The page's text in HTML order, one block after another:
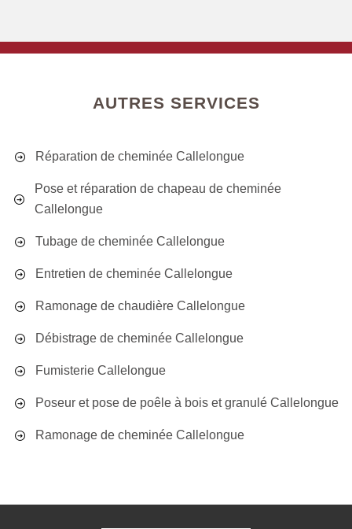
AUTRES SERVICES
Réparation de cheminée Callelongue
Pose et réparation de chapeau de cheminée
Callelongue
Tubage de cheminée Callelongue
Entretien de cheminée Callelongue
Ramonage de chaudière Callelongue
Débistrage de cheminée Callelongue
Fumisterie Callelongue
Poseur et pose de poêle à bois et granulé Callelongue
Ramonage de cheminée Callelongue